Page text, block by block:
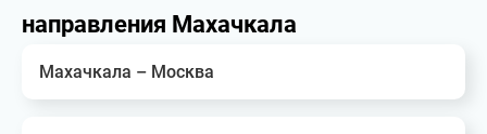
направления Махачкала
Махачкала – Москва